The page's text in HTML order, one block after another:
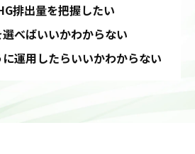
排出量を把握したい
べばいいかわからない
運用したらいいかわからない